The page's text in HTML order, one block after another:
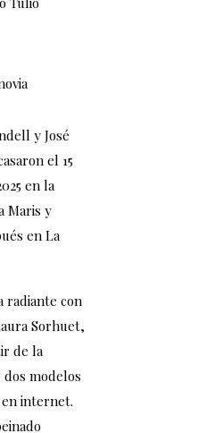
y José
el 15
en la
Maris y
en La
radiante con
Sorhuet,
de la
dos modelos
internet.